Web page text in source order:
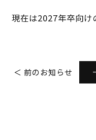
現在は2027年卒向け
＜ 前のお知らせ